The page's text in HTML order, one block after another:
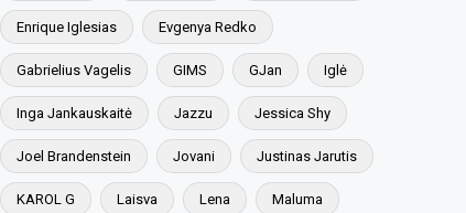
Enrique Iglesias Evgenya Redko
Gabrielius Vagelis GIMS GJan Iglė
Inga Jankauskaitė Jazzu Jessica Shy
Joel Brandenstein Jovani Justinas Jarutis
KAROL G Laisva Lena Maluma